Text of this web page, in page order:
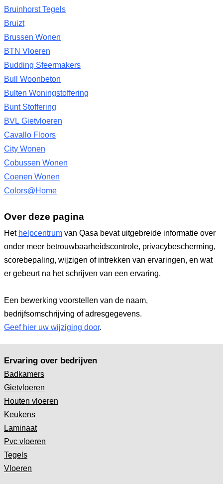
Bruinhorst Tegels
Bruizt
Brussen Wonen
BTN Vloeren
Budding Sfeermakers
Bull Woonbeton
Bulten Woningstoffering
Bunt Stoffering
BVL Gietvloeren
Cavallo Floors
City Wonen
Cobussen Wonen
Coenen Wonen
Colors@Home
Over deze pagina
Het helpcentrum van Qasa bevat uitgebreide informatie over
onder meer betrouwbaarheidscontrole, privacybescherming,
scorebepaling, wijzigen of intrekken van ervaringen, en wat
er gebeurt na het schrijven van een ervaring.
Een bewerking voorstellen van de naam,
bedrijfsomschrijving of adresgegevens.
Geef hier uw wijziging door.
Ervaring over bedrijven
Badkamers
Gietvloeren
Houten vloeren
Keukens
Laminaat
Pvc vloeren
Tegels
Vloeren